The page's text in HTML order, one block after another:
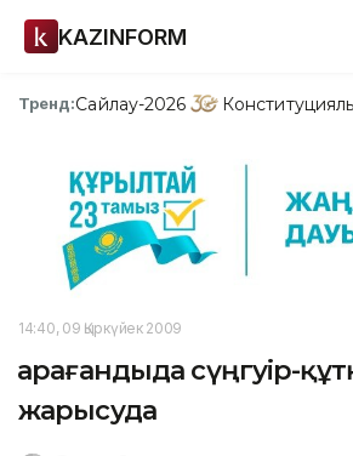
KAZINFORM
Тренд:Сайлау-2026
14:40, 09 Қыркүйек 2009
Қарағандыда сүңгуір-
жарысуда